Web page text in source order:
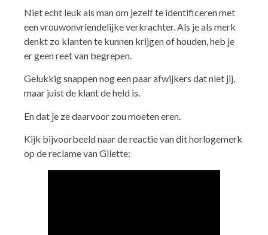
Niet echt leuk als man om jezelf te identificeren met
een vrouwonvriendelijke verkrachter. Als je als merk
denkt zo klanten te kunnen krijgen of houden, heb je
er geen reet van begrepen.
Gelukkig snappen nog een paar afwijkers dat niet jij,
maar juist de klant de held is.
En dat je ze daarvoor zou moeten eren.
Kijk bijvoorbeeld naar de reactie van dit horlogemerk
op de reclame van Gilette: